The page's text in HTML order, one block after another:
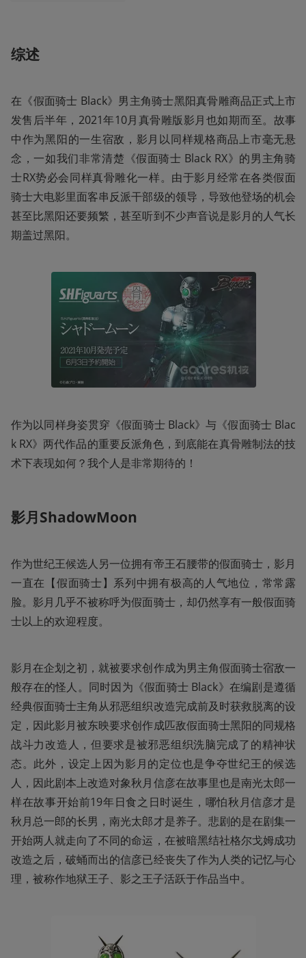
综述
在《假面骑士 Black》男主角骑士黑阳真骨雕商品正式上市
发售后半年，2021年10月真骨雕版影月也如期而至。故事
中作为黑阳的一生宿敌，影月以同样规格商品上市毫无悬
念，一如我们非常清楚《假面骑士 Black RX》的男主角骑
士RX势必会同样真骨雕化一样。由于影月经常在各类假面
骑士大电影里面客串反派干部级的领导，导致他登场的机会
甚至比黑阳还要频繁，甚至听到不少声音说是影月的人气长
期盖过黑阳。
作为以同样身姿贯穿《假面骑士 Black》与《假面骑士 Blac
k RX》两代作品的重要反派角色，到底能在真骨雕制法的技
术下表现如何？我个人是非常期待的！
影月ShadowMoon
作为世纪王候选人另一位拥有帝王石腰带的假面骑士，影月
一直在【假面骑士】系列中拥有极高的人气地位，常常露
脸。影月几乎不被称呼为假面骑士，却仍然享有一般假面骑
士以上的欢迎程度。
影月在企划之初，就被要求创作成为男主角假面骑士宿敌一
般存在的怪人。同时因为《假面骑士 Black》在编剧是遵循
经典假面骑士主角从邪恶组织改造完成前及时获救脱离的设
定，因此影月被东映要求创作成匹敌假面骑士黑阳的同规格
战斗力改造人，但要求是被邪恶组织洗脑完成了的精神状
态。此外，设定上因为影月的定位也是争夺世纪王的候选
人，因此剧本上改造对象秋月信彦在故事里也是南光太郎一
样在故事开始前19年日食之日时诞生，哪怕秋月信彦才是
秋月总一郎的长男，南光太郎才是养子。悲剧的是在剧集一
开始两人就走向了不同的命运，在被暗黑结社格尔戈姆成功
改造之后，破蛹而出的信彦已经丧失了作为人类的记忆与心
理，被称作地狱王子、影之王子活跃于作品当中。